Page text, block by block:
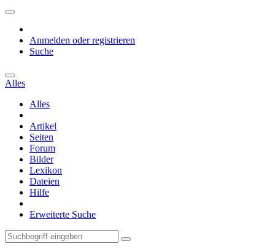
Anmelden oder registrieren
Suche
Alles
Alles
Artikel
Seiten
Forum
Bilder
Lexikon
Dateien
Hilfe
Erweiterte Suche